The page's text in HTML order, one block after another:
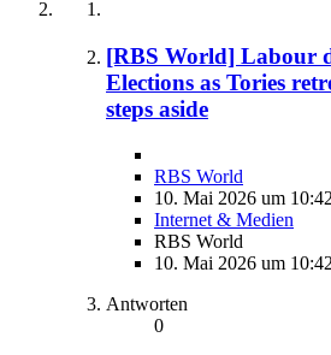
[RBS World] Labour
Elections as Tories
steps aside
RBS World
10. Mai 2026 um 10:42
Internet & Medien
RBS World
10. Mai 2026 um 10:42
Antworten
0